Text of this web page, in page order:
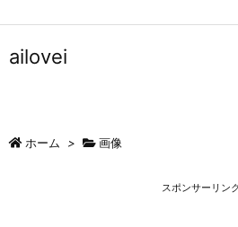
ailovei
ホーム > 画像
スポンサーリンク